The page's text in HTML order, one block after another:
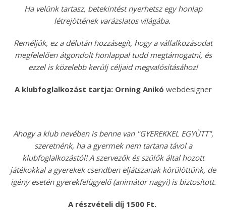
Ha velünk tartasz, betekintést nyerhetsz egy honlap
létrejöttének varázslatos világába.
Reméljük, ez a délután hozzásegít, hogy a vállalkozásodat
megfelelően átgondolt honlappal tudd megtámogatni, és
ezzel is közelebb kerülj céljaid megvalósításához!
A klubfoglalkozást tartja: Orning Anikó webdesigner
Ahogy a klub nevében is benne van "GYEREKKEL EGYÜTT",
szeretnénk, ha a gyermek nem tartana távol a
klubfoglalkozástól! A szervezők és szülők által hozott
játékokkal a gyerekek csendben eljátszanak körülöttünk, de
igény esetén gyerekfelügyelő (animátor nagyi) is biztosított.
A részvételi díj 1500 Ft.